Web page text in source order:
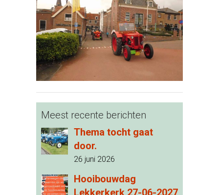
Meest recente berichten
Thema tocht gaat
door.
26 juni 2026
Hooibouwdag
Lekkerkerk 27-06-2027